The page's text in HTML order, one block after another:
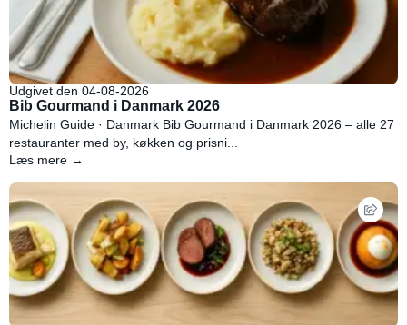
Udgivet den 04-08-2026
Bib Gourmand i Danmark 2026
Michelin Guide · Danmark Bib Gourmand i Danmark 2026 – alle 27
restauranter med by, køkken og prisni...
Læs mere →